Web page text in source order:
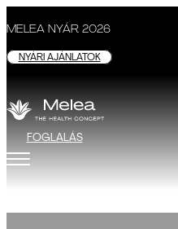
MELEA NYÁR 2026
NYÁRI AJÁNLATOK
FOGLALÁS